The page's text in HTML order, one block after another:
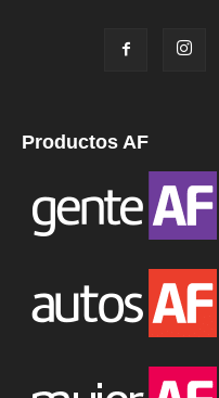
Productos AF